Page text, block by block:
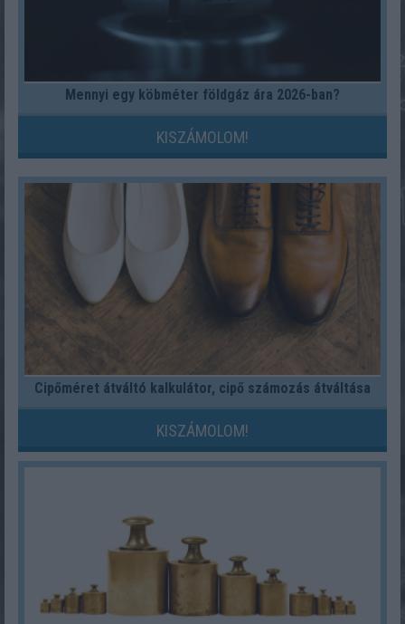
Mennyi egy köbméter földgáz ára 2026-ban?
KISZÁMOLOM!
Cipőméret átváltó kalkulátor, cipő számozás átváltása
KISZÁMOLOM!